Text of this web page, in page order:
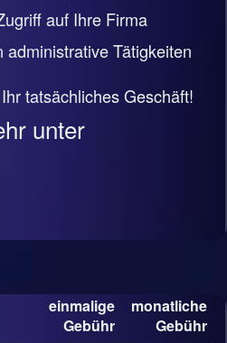
auf Ihre Firma
Tätigkeiten
tatsächliches Geschäft!
unter
einmalige
Gebühr
monatliche
Gebühr